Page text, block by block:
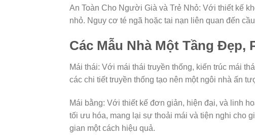
An Toàn Cho Người Già và Trẻ Nhỏ: Với thiết kế
nhỏ. Nguy cơ té ngã hoặc tai nạn liên quan đến
Các Mẫu Nhà Một Tầng Đẹp,
Mái thái: Với mái thái truyền thống, kiến trúc mái
các chi tiết truyền thống tạo nên một ngôi nhà ấn
Mái bằng: Với thiết kế đơn giản, hiện đại, và linh
tối ưu hóa, mang lại sự thoải mái và tiện nghi cho
gian một cách hiệu quả.